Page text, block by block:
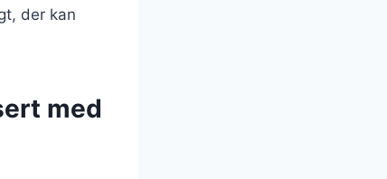
der kan
med